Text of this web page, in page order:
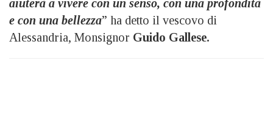
aiuterà a vivere con un senso, con una profondità
e con una bellezza” ha detto il vescovo di
Alessandria, Monsignor Guido Gallese.